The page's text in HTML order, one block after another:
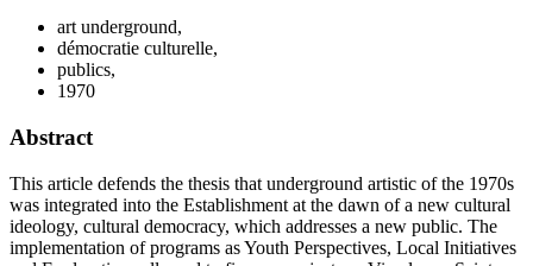
art underground,
démocratie culturelle,
publics,
1970
Abstract
This article defends the thesis that underground artistic of the 1970s
was integrated into the Establishment at the dawn of a new cultural
ideology, cultural democracy, which addresses a new public. The
implementation of programs as Youth Perspectives, Local Initiatives